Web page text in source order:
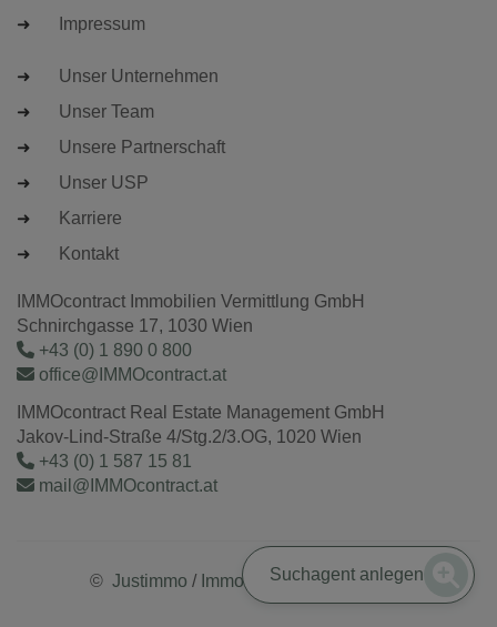
Impressum
Unser Unternehmen
Unser Team
Unsere Partnerschaft
Unser USP
Karriere
Kontakt
IMMOcontract Immobilien Vermittlung GmbH
Schnirchgasse 17, 1030 Wien
+43 (0) 1 890 0 800
office@IMMOcontract.at
IMMOcontract Real Estate Management GmbH
Jakov-Lind-Straße 4/Stg.2/3.OG, 1020 Wien
+43 (0) 1 587 15 81
mail@IMMOcontract.at
© Justimmo / Immobilienmaklersoftware
Suchagent anlegen